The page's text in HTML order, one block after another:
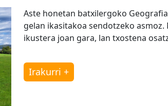
Aste honetan batxilergoko
gelan ikasitakoa sendotzeko
ikustera joan gara, lan txostena
Irakurri +